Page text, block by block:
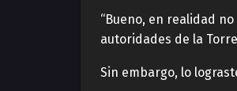
“Bueno, en realidad
autoridades de la
Sin embargo, lo